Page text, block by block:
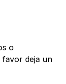
o
deja un